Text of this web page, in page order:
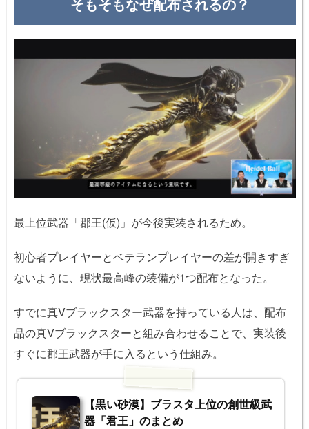
最上位武器「郡王(仮)」が今後実装されるため。
初心者プレイヤーとベテランプレイヤーの差が開きすぎ
ないように、現状最高峰の装備が1つ配布となった。
すでに真Vブラックスター武器を持っている人は、配布
品の真Vブラックスターと組み合わせることで、実装後
すぐに郡王武器が手に入るという仕組み。
【黒い砂漠】ブラスタ上位の創世級武
器「君王」のまとめ